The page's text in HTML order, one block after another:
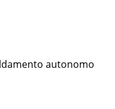
autonomo